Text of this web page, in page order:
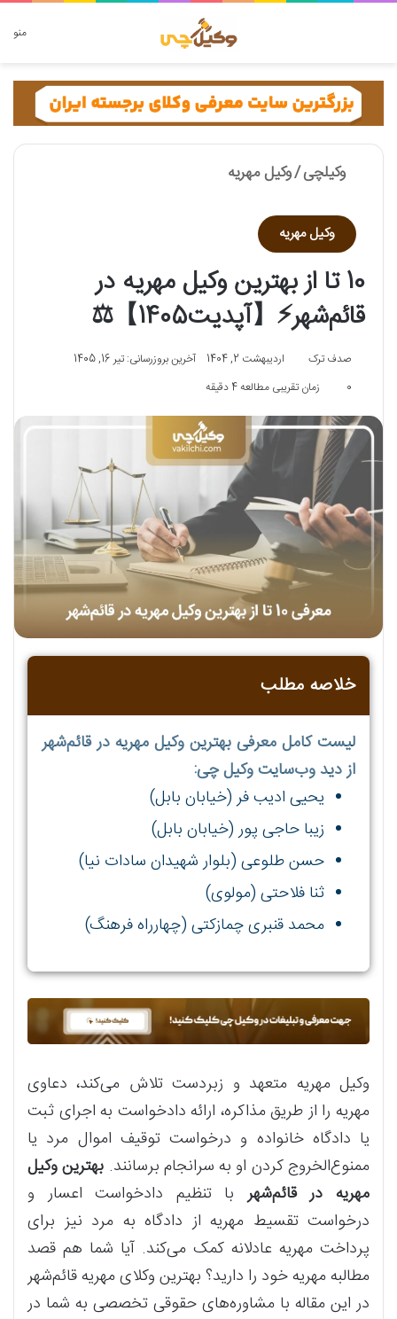
منو دنبال چه چیزی هستید؟
وکیلچی/وکیل مهریه
وکیل مهریه
10 تا از بهترین وکیل مهریه در
قائم‌شهر⚡【آپدیت1405】⚖️
صدف ترک اردیبهشت 2, 1404
آخرین بروزرسانی: تیر 16, 1405
0
زمان تقریبی مطالعه 4 دقیقه
خلاصه مطلب
لیست کامل معرفی بهترین وکیل مهریه در قائم‌شهر
از دید وب‌سایت وکیل چی:
یحیی ادیب فر (خیابان بابل)
زیبا حاجی پور (خیابان بابل)
حسن طلوعی (بلوار شهیدان سادات نیا)
ثنا فلاحتی (مولوی)
محمد قنبری چمازکتی (چهارراه فرهنگ)
وکیل مهریه متعهد و زبردست تلاش می‌کند، دعاوی
مهریه را از طریق مذاکره، ارائه دادخواست به اجرای ثبت
یا دادگاه خانواده و درخواست توقیف اموال مرد یا
ممنوع‌الخروج کردن او به سرانجام برسانند. بهترین وکیل
مهریه در قائم‌شهر با تنظیم دادخواست اعسار و
درخواست تقسیط مهریه از دادگاه به مرد نیز برای
پرداخت مهریه عادلانه کمک می‌کند. آیا شما هم قصد
مطالبه مهریه خود را دارید؟ بهترین وکلای مهریه قائم‌شهر
در این مقاله با مشاوره‌های حقوقی تخصصی به شما در